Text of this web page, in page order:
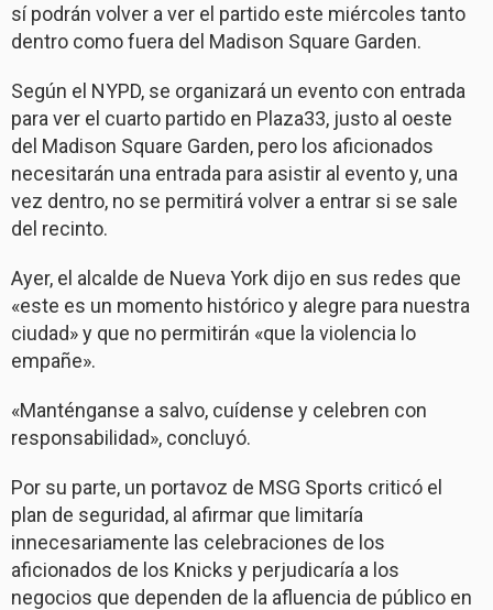
sí podrán volver a ver el partido este miércoles tanto
dentro como fuera del Madison Square Garden.
Según el NYPD, se organizará un evento con entrada
para ver el cuarto partido en Plaza33, justo al oeste
del Madison Square Garden, pero los aficionados
necesitarán una entrada para asistir al evento y, una
vez dentro, no se permitirá volver a entrar si se sale
del recinto.
Ayer, el alcalde de Nueva York dijo en sus redes que
«este es un momento histórico y alegre para nuestra
ciudad» y que no permitirán «que la violencia lo
empañe».
«Manténganse a salvo, cuídense y celebren con
responsabilidad», concluyó.
Por su parte, un portavoz de MSG Sports criticó el
plan de seguridad, al afirmar que limitaría
innecesariamente las celebraciones de los
aficionados de los Knicks y perjudicaría a los
negocios que dependen de la afluencia de público en